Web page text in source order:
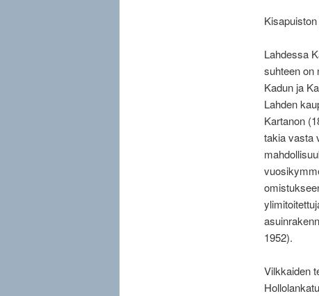
Lahdessa
suhteen on
Kadun ja
Lahden
Kartanon
takia vasta
1952).
Vilkkaiden